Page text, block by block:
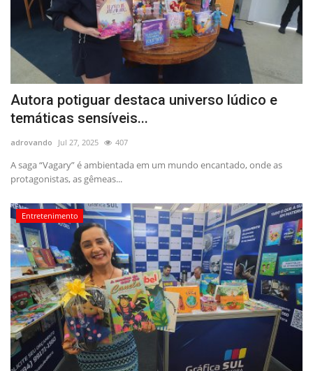
Autora potiguar destaca universo lúdico e
temáticas sensíveis...
adrovando Jul 27, 2025 407
A saga “Vagary” é ambientada em um mundo encantado, onde as
protagonistas, as gêmeas...
Entretenimento